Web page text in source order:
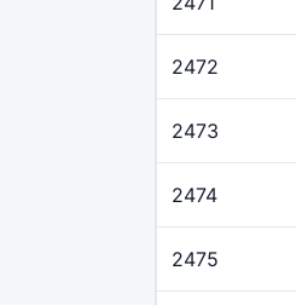
2472
2473
2474
2475